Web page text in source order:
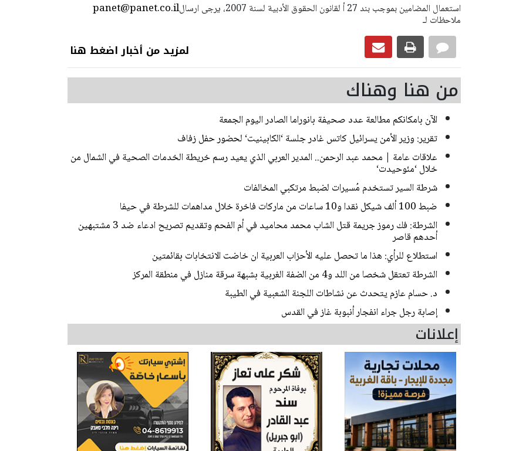
panet@panet.co.ilاستعمال المضامين بموجب بند 27 أ لقانون الحقوق الأدبية لسنة 2007، يرجى ارسال
ملاحظات لـ
لمزيد من أخبار اضغط هنا
من هنا وهناك
الآن بامكانكم مطالعة عدد صحيفة بانوراما الصادر اليوم الجمعة
تقرير: وزير الأمن يسرائيل كاتس غادر جلسة ‘الكابينيت‘ لحضور حفل زفاف
علاقات عامة | محمد عبد الرحمن.. المدير العربي الذي يعيد رسم خريطة الخدمات الصحية في الشمال من
خلال ‘مئوحيدت‘
شرطة السير تستخدم مُسيرات لضبط مرتكبي المخالفات
ضبط 100 ألف شيكل نقدا و10 ساعات من ماركات فاخرة خلال مداهمات للشرطة في حيفا
الشرطة: فك رموز جريمة قتل الشاب محمد محاميد في أم الفحم وتقديم تصريح ادعاء ضد 3 مشتبهين
أحدهم قاصر
استطلاع للرأي: هذا ما تحصل عليه الأحزاب العربية ان خاضت الانتخابات بقائمتين
الشرطة تعتقل شخصا من اللد و4 من الضفة الغربية بشبهة سرقة منازل في منطقة المركز
د. حسام عازم يتحدث عن نشاطات اللجنة الشعبية في الطيبة
إصابة رجل جراء انفجار أنبوبة غاز في القدس
إعلانات